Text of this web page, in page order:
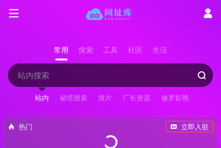
常用 搜索 工具 社区 生活
站内 秘塔搜索 搜片 厂长资源 修罗影视
热门 立即入驻